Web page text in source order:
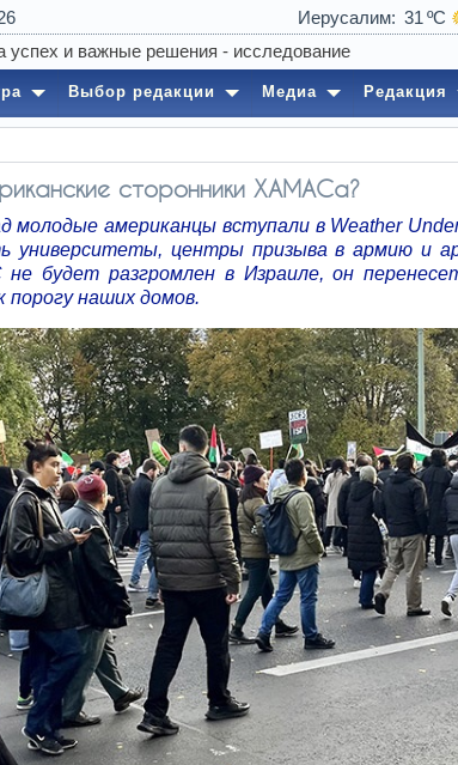
Иерусалим 31
Выбор редакции Медиа Редакция
сторонники ХАМАСа?
молодые американцы вступали в Weather
университеты, центры призыва в армию и
будет разгромлен в Израиле, он
порогу наших домов.